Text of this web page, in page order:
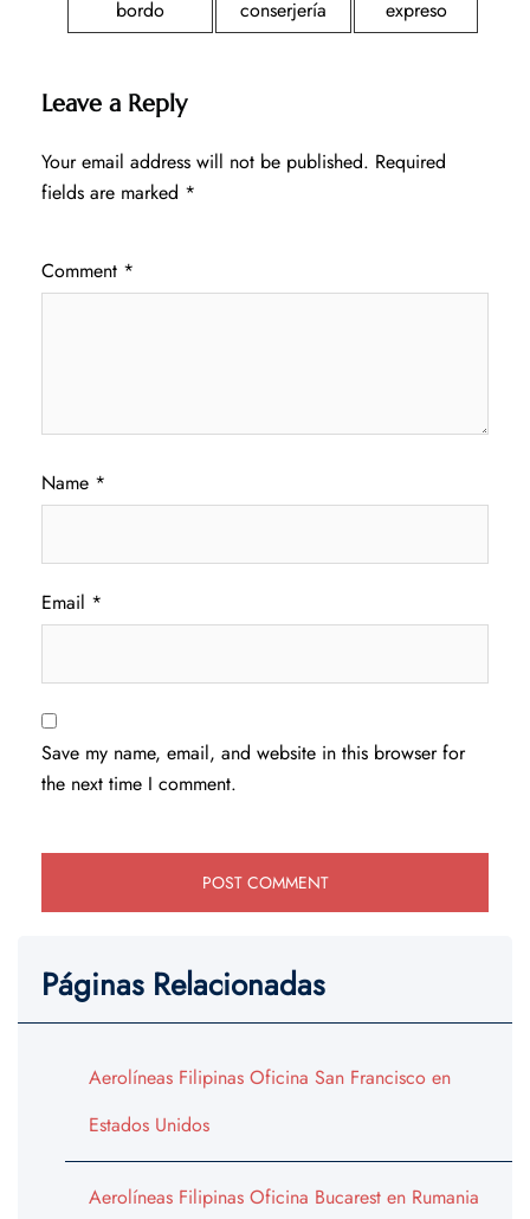
bordo conserjería expreso
Leave a Reply
Your email address will not be published. Required
fields are marked *
Comment *
Name *
Email *
Save my name, email, and website in this browser for
the next time I comment.
Páginas Relacionadas
Aerolíneas Filipinas Oficina San Francisco en
Estados Unidos
Aerolíneas Filipinas Oficina Bucarest en Rumania